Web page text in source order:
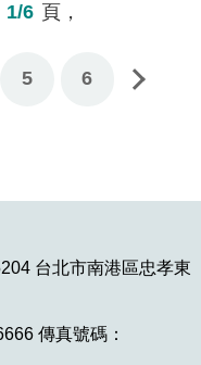
1/6 頁，
5 6
台北市南港區忠孝東
傳真號碼：